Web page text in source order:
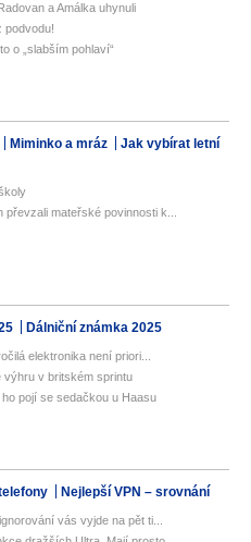
a Amálka uhynuli
podvodu!
o „slabším pohlaví“
Miminko a mráz
Jak vybírat letní
mateřské povinnosti k...
Dálniční známka 2025
elektronika není priori...
výhru v britském sprintu
pojí se sedačkou u Haasu
Nejlepší VPN – srovnání
vás vyjde na pět ti...